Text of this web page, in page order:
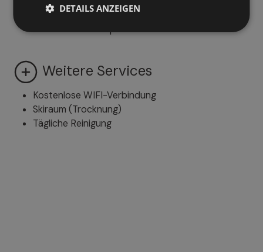
Parkplatz im Freien
Weitere Services
Kostenlose WIFI-Verbindung
Skiraum (Trocknung)
Tägliche Reinigung
DETAILS ANZEIGEN